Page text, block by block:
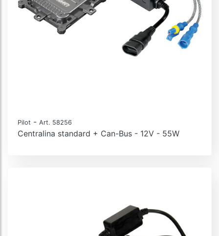
Pilot - Art. 58256
Centralina standard + Can-Bus - 12V - 55W